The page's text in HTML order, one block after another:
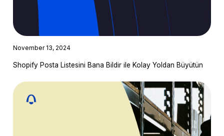
November 13, 2024
Shopify Posta Listesini Bana Bildir ile Kolay Yoldan Büyütün